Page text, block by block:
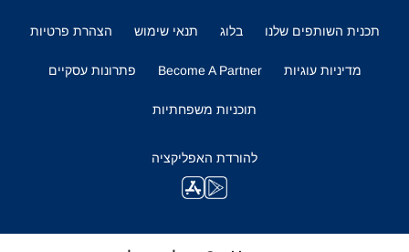
תכנית השותפים שלנו בלוג תנאי שימוש הצהרת פרטיות
מדיניות עוגיות Become A Partner פתרונות עסקיים
תוכניות משפחתיות
להורדת האפליקציה
השארו מעודכנים